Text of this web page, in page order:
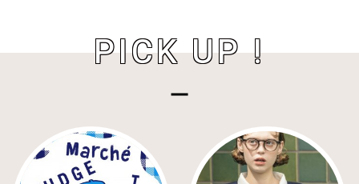
PICK UP !